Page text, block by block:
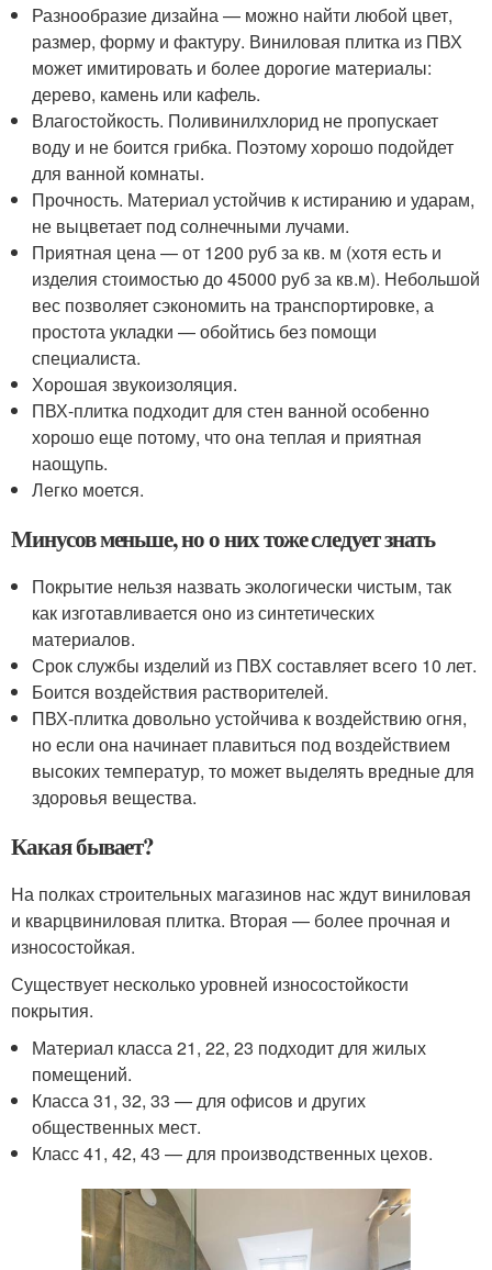
Разнообразие дизайна — можно найти любой цвет,
размер, форму и фактуру. Виниловая плитка из ПВХ
может имитировать и более дорогие материалы:
дерево, камень или кафель.
Влагостойкость. Поливинилхлорид не пропускает
воду и не боится грибка. Поэтому хорошо подойдет
для ванной комнаты.
Прочность. Материал устойчив к истиранию и ударам,
не выцветает под солнечными лучами.
Приятная цена — от 1200 руб за кв. м (хотя есть и
изделия стоимостью до 45000 руб за кв.м). Небольшой
вес позволяет сэкономить на транспортировке, а
простота укладки — обойтись без помощи
специалиста.
Хорошая звукоизоляция.
ПВХ-плитка подходит для стен ванной особенно
хорошо еще потому, что она теплая и приятная
наощупь.
Легко моется.
Минусов меньше, но о них тоже следует знать
Покрытие нельзя назвать экологически чистым, так
как изготавливается оно из синтетических
материалов.
Срок службы изделий из ПВХ составляет всего 10 лет.
Боится воздействия растворителей.
ПВХ-плитка довольно устойчива к воздействию огня,
но если она начинает плавиться под воздействием
высоких температур, то может выделять вредные для
здоровья вещества.
Какая бывает?
На полках строительных магазинов нас ждут виниловая
и кварцвиниловая плитка. Вторая — более прочная и
износостойкая.
Существует несколько уровней износостойкости
покрытия.
Материал класса 21, 22, 23 подходит для жилых
помещений.
Класса 31, 32, 33 — для офисов и других
общественных мест.
Класс 41, 42, 43 — для производственных цехов.